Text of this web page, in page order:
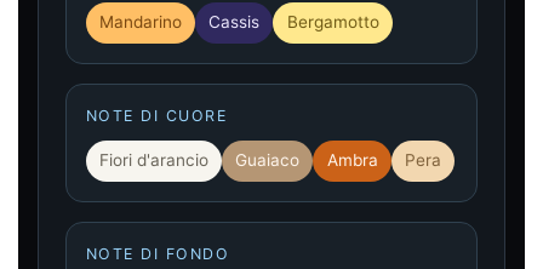
Mandarino Cassis Bergamotto
NOTE DI CUORE
Fiori d'arancio Guaiaco Ambra Pera
NOTE DI FONDO